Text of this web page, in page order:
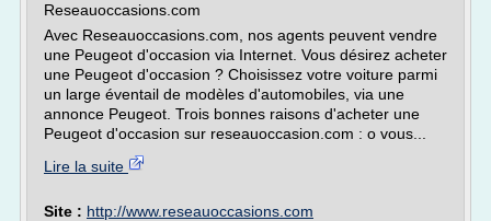
Reseauoccasions.com
Avec Reseauoccasions.com, nos agents peuvent vendre
une Peugeot d'occasion via Internet. Vous désirez acheter
une Peugeot d'occasion ? Choisissez votre voiture parmi
un large éventail de modèles d'automobiles, via une
annonce Peugeot. Trois bonnes raisons d'acheter une
Peugeot d'occasion sur reseauoccasion.com : o vous...
Lire la suite
Site : http://www.reseauoccasions.com